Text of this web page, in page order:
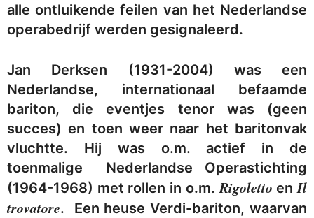
alle ontluikende feilen van het Nederlandse
operabedrijf werden gesignaleerd.
Jan Derksen (1931-2004) was een
Nederlandse, internationaal befaamde
bariton, die eventjes tenor was (geen
succes) en toen weer naar het baritonvak
vluchtte. Hij was o.m. actief in de
toenmalige Nederlandse Operastichting
(1964-1968) met rollen in o.m. Rigoletto enIl
trovatore. Een heuse Verdi-bariton, waarvan